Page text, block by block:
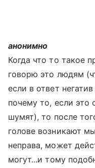
анонимно
Когда что то такое
говорю это людям
если в ответ
почему то, если это
шумят), то после
голове возникают
неправа, может
могут...и тому